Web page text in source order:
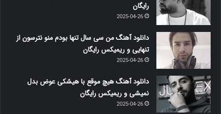
رایگان
2025-04-26
دانلود آهنگ من سی سال تنها بودم منو نترسون از
تنهایی و ریمیکس رایگان
2025-04-26
دانلود آهنگ هیچ موقع با هیشکی عوض بدل
نمیشی و ریمیکس رایگان
2025-04-26